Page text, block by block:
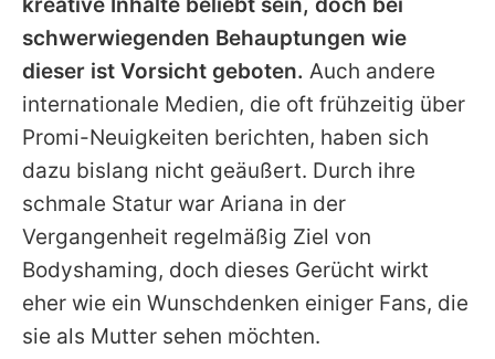
kreative Inhalte beliebt sein, doch bei
schwerwiegenden Behauptungen wie
dieser ist Vorsicht geboten. Auch andere
internationale Medien, die oft frühzeitig über
Promi-Neuigkeiten berichten, haben sich
dazu bislang nicht geäußert. Durch ihre
schmale Statur war Ariana in der
Vergangenheit regelmäßig Ziel von
Bodyshaming, doch dieses Gerücht wirkt
eher wie ein Wunschdenken einiger Fans, die
sie als Mutter sehen möchten.